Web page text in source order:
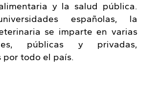
y la salud pública.
españolas, la
se imparte en varias
públicas y privadas,
todo el país.